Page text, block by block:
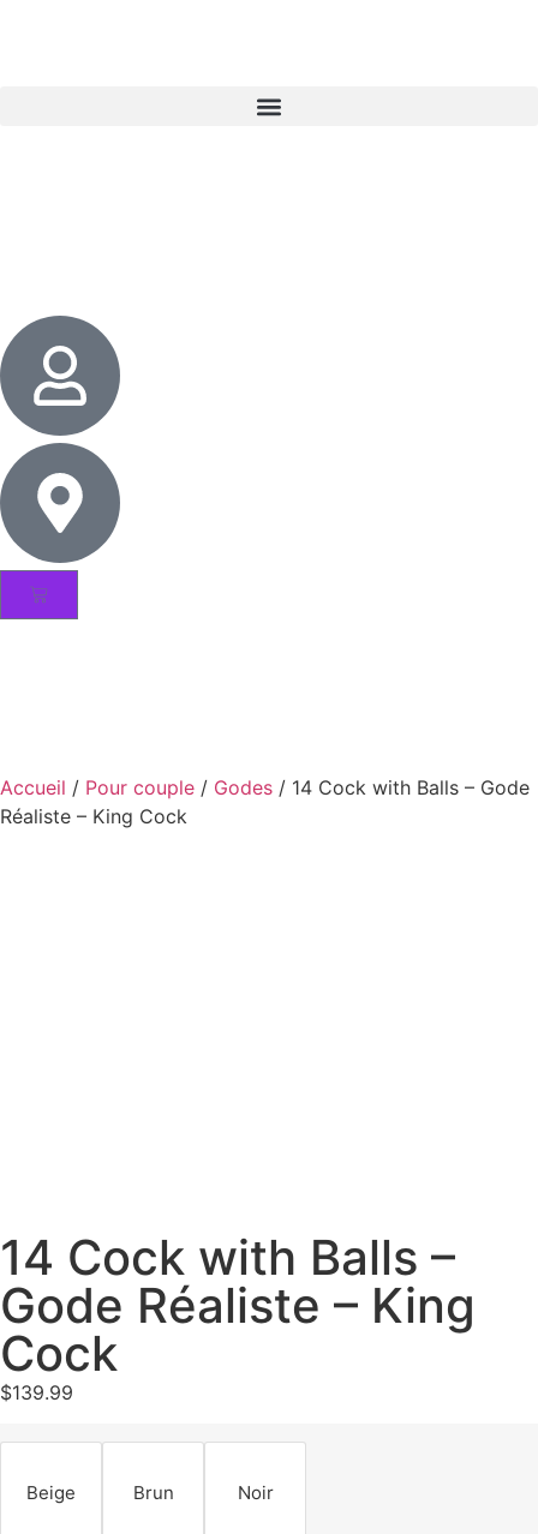
Accueil / Pour couple / Godes / 14 Cock with Balls – Gode
Réaliste – King Cock
14 Cock with Balls –
Gode Réaliste – King
Cock
$139.99
Beige Brun Noir